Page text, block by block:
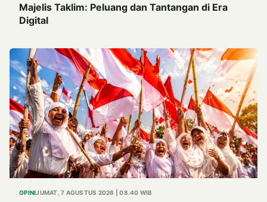
Majelis Taklim: Peluang dan Tantangan di Era
Digital
OPINIJUMAT, 7 AGUSTUS 2026 | 08.40 WIB